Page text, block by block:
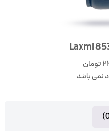
تومان
نمی باشد